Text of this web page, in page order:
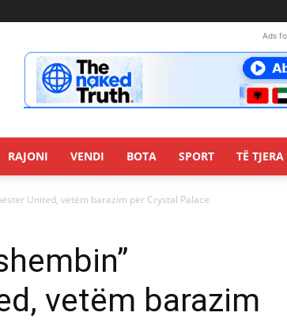
Ads
RAJONI VENDI BOTA SPORT TË TJERA
United, vetëm barazim për Crystal Palace
vetëm barazim